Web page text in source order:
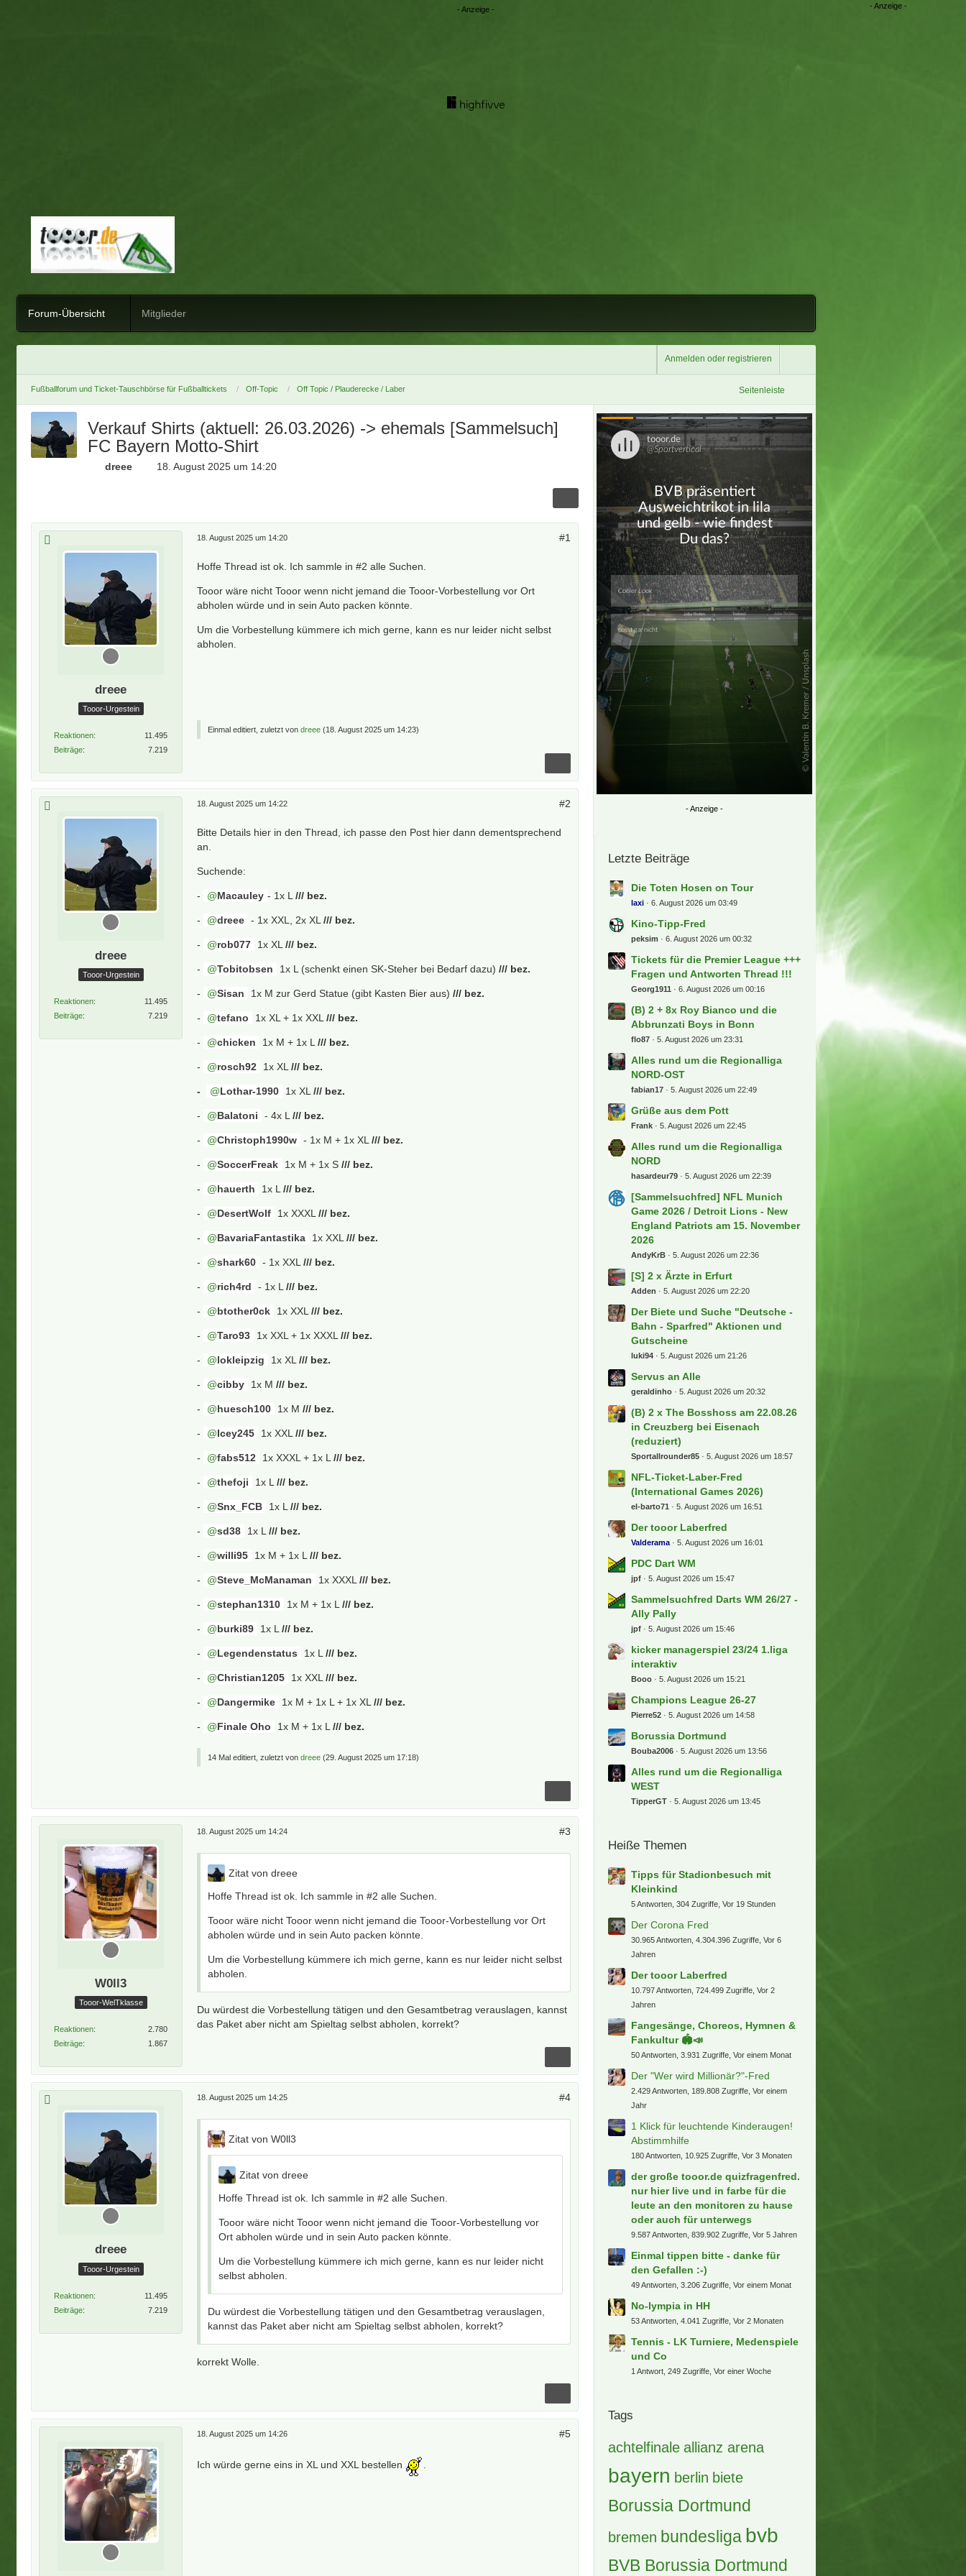
Forum-Übersicht Mitglieder
Anmelden oder registrieren
Fußballforum und Ticket-Tauschbörse für Fußballtickets Off-Topic Off Topic / Plauderecke / Laber Seitenleiste
Verkauf Shirts (aktuell: 26.03.2026) -> ehemals [Sammelsuch]
FC Bayern Motto-Shirt
dreee 18. August 2025 um 14:20
dreee
Tooor-Urgestein
Reaktionen
11.495
Beiträge
7.219
18. August 2025 um 14:20 #1
Hoffe Thread ist ok. Ich sammle in #2 alle Suchen.
Tooor wäre nicht Tooor wenn nicht jemand die Tooor-Vorbestellung vor Ort
abholen würde und in sein Auto packen könnte.
Um die Vorbestellung kümmere ich mich gerne, kann es nur leider nicht selbst
abholen.
Einmal editiert, zuletzt vondreee (18. August 2025 um 14:23)
dreee
Tooor-Urgestein
Reaktionen
11.495
Beiträge
7.219
18. August 2025 um 14:22 #2
Bitte Details hier in den Thread, ich passe den Post hier dann dementsprechend
an.
Suchende:
- Macauley - 1x L/// bez.
- dreee - 1x XXL, 2x XL/// bez.
- rob077 1x XL/// bez.
- Tobitobsen 1x L (schenkt einen SK-Steher bei Bedarf dazu)/// bez.
- Sisan 1x M zur Gerd Statue (gibt Kasten Bier aus)/// bez.
- tefano 1x XL + 1x XXL/// bez.
- chicken 1x M + 1x L/// bez.
- rosch92 1x XL/// bez.
- Lothar-1990 1x XL/// bez.
- Balatoni - 4x L/// bez.
- Christoph1990w - 1x M + 1x XL/// bez.
- SoccerFreak 1x M + 1x S /// bez.
- hauerth 1x L/// bez.
- DesertWolf 1x XXXL/// bez.
- BavariaFantastika 1x XXL/// bez.
- shark60 - 1x XXL/// bez.
- rich4rd - 1x L/// bez.
- btother0ck 1x XXL/// bez.
- Taro93 1x XXL + 1x XXXL/// bez.
- lokleipzig 1x XL/// bez.
- cibby 1x M/// bez.
- huesch100 1x M/// bez.
- Icey245 1x XXL/// bez.
- fabs512 1x XXXL + 1x L/// bez.
- thefoji 1x L/// bez.
- Snx_FCB 1x L/// bez.
- sd38 1x L/// bez.
- willi95 1x M + 1x L/// bez.
- Steve_McManaman 1x XXXL/// bez.
- stephan1310 1x M + 1x L/// bez.
- burki89 1x L/// bez.
- Legendenstatus 1x L/// bez.
- Christian1205 1x XXL/// bez.
- Dangermike 1x M + 1x L + 1x XL/// bez.
- Finale Oho 1x M + 1x L/// bez.
14 Mal editiert, zuletzt vondreee (29. August 2025 um 17:18)
W0ll3
Tooor-WelTklasse
Reaktionen
2.780
Beiträge
1.867
18. August 2025 um 14:24 #3
Zitat von dreee
Hoffe Thread ist ok. Ich sammle in #2 alle Suchen.
Tooor wäre nicht Tooor wenn nicht jemand die Tooor-Vorbestellung vor Ort
abholen würde und in sein Auto packen könnte.
Um die Vorbestellung kümmere ich mich gerne, kann es nur leider nicht selbst
abholen.
Du würdest die Vorbestellung tätigen und den Gesamtbetrag verauslagen, kannst
das Paket aber nicht am Spieltag selbst abholen, korrekt?
dreee
Tooor-Urgestein
Reaktionen
11.495
Beiträge
7.219
18. August 2025 um 14:25 #4
Zitat von W0ll3
Zitat von dreee
Hoffe Thread ist ok. Ich sammle in #2 alle Suchen.
Tooor wäre nicht Tooor wenn nicht jemand die Tooor-Vorbestellung vor
Ort abholen würde und in sein Auto packen könnte.
Um die Vorbestellung kümmere ich mich gerne, kann es nur leider nicht
selbst abholen.
Du würdest die Vorbestellung tätigen und den Gesamtbetrag verauslagen,
kannst das Paket aber nicht am Spieltag selbst abholen, korrekt?
korrekt Wolle.
18. August 2025 um 14:26 #5
Ich würde gerne eins in XL und XXL bestellen .
Überspringen
Letzte Beiträge
Die Toten Hosen on Tour
laxi 6. August 2026 um 03:49
Kino-Tipp-Fred
peksim 6. August 2026 um 00:32
Tickets für die Premier League +++
Fragen und Antworten Thread !!!
Georg1911 6. August 2026 um 00:16
(B) 2 + 8x Roy Bianco und die
Abbrunzati Boys in Bonn
flo87 5. August 2026 um 23:31
Alles rund um die Regionalliga
NORD-OST
fabian17 5. August 2026 um 22:49
Grüße aus dem Pott
Frank 5. August 2026 um 22:45
Alles rund um die Regionalliga
NORD
hasardeur79 5. August 2026 um 22:39
[Sammelsuchfred] NFL Munich
Game 2026 / Detroit Lions - New
England Patriots am 15. November
2026
AndyKrB 5. August 2026 um 22:36
[S] 2 x Ärzte in Erfurt
Adden 5. August 2026 um 22:20
Der Biete und Suche "Deutsche -
Bahn - Sparfred" Aktionen und
Gutscheine
luki94 5. August 2026 um 21:26
Servus an Alle
geraldinho 5. August 2026 um 20:32
(B) 2 x The Bosshoss am 22.08.26
in Creuzberg bei Eisenach
(reduziert)
Sportallrounder85 5. August 2026 um 18:57
NFL-Ticket-Laber-Fred
(International Games 2026)
el-barto71 5. August 2026 um 16:51
Der tooor Laberfred
Valderama 5. August 2026 um 16:01
PDC Dart WM
jpf 5. August 2026 um 15:47
Sammelsuchfred Darts WM 26/27 -
Ally Pally
jpf 5. August 2026 um 15:46
kicker managerspiel 23/24 1.liga
interaktiv
Booo 5. August 2026 um 15:21
Champions League 26-27
Pierre52 5. August 2026 um 14:58
Borussia Dortmund
Bouba2006 5. August 2026 um 13:56
Alles rund um die Regionalliga
WEST
TipperGT 5. August 2026 um 13:45
Heiße Themen
Tipps für Stadionbesuch mit
Kleinkind
5 Antworten, 304 Zugriffe, Vor 19 Stunden
Der Corona Fred
30.965 Antworten, 4.304.396 Zugriffe, Vor 6
Jahren
Der tooor Laberfred
10.797 Antworten, 724.499 Zugriffe, Vor 2
Jahren
Fangesänge, Choreos, Hymnen &
Fankultur 🏟️📣
50 Antworten, 3.931 Zugriffe, Vor einem Monat
Der "Wer wird Millionär?"-Fred
2.429 Antworten, 189.808 Zugriffe, Vor einem
Jahr
1 Klick für leuchtende Kinderaugen!
Abstimmhilfe
180 Antworten, 10.925 Zugriffe, Vor 3 Monaten
der große tooor.de quizfragenfred.
nur hier live und in farbe für die
leute an den monitoren zu hause
oder auch für unterwegs
9.587 Antworten, 839.902 Zugriffe, Vor 5 Jahren
Einmal tippen bitte - danke für
den Gefallen :-)
49 Antworten, 3.206 Zugriffe, Vor einem Monat
No-lympia in HH
53 Antworten, 4.041 Zugriffe, Vor 2 Monaten
Tennis - LK Turniere, Medenspiele
und Co
1 Antwort, 249 Zugriffe, Vor einer Woche
Tags
achtelfinale allianz arena
bayern berlin biete
Borussia Dortmund
bremen bundesliga bvb
BVB Borussia Dortmund